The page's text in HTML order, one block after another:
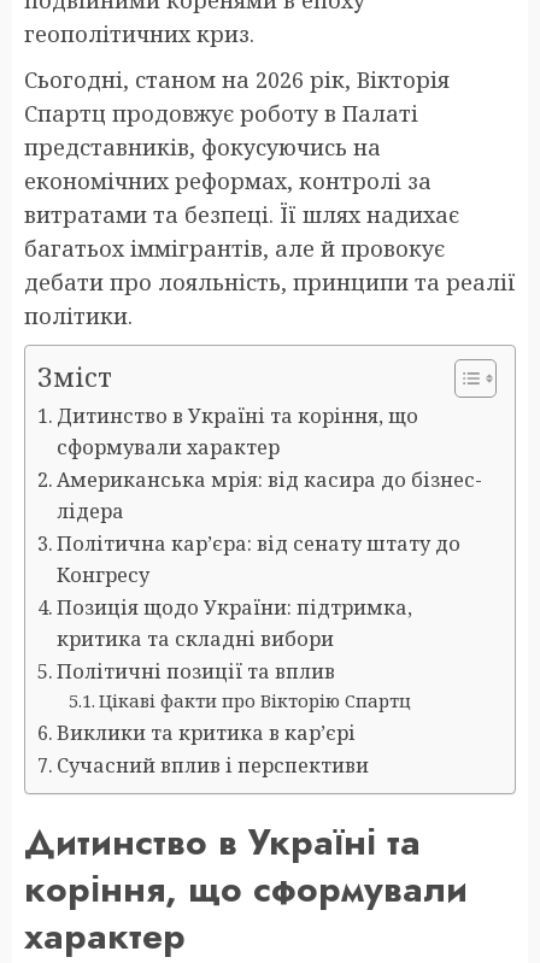
геополітичних криз.
Сьогодні, станом на 2026 рік, Вікторія
Спартц продовжує роботу в Палаті
представників, фокусуючись на
економічних реформах, контролі за
витратами та безпеці. Її шлях надихає
багатьох іммігрантів, але й провокує
дебати про лояльність, принципи та реалії
політики.
Зміст
Дитинство в Україні та коріння, що
сформували характер
Американська мрія: від касира до бізнес-
лідера
Політична кар’єра: від сенату штату до
Конгресу
Позиція щодо України: підтримка,
критика та складні вибори
Політичні позиції та вплив
Цікаві факти про Вікторію Спартц
Виклики та критика в кар’єрі
Сучасний вплив і перспективи
Дитинство в Україні та
коріння, що сформували
характер